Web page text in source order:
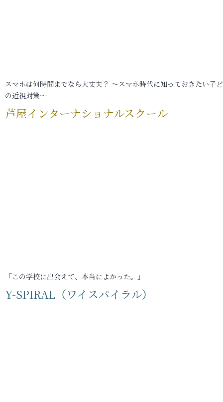
スマホは何時間までなら大丈夫？ ～スマホ時代に知っておきたい子
の近視対策～
芦屋インターナショナルスクール
「この学校に出会えて、本当によかった。」
Y-SPIRAL（ワイスパイラル）